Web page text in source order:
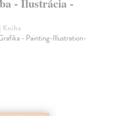
- Ilustrácia -
| Kniha
- Painting-Illustration-